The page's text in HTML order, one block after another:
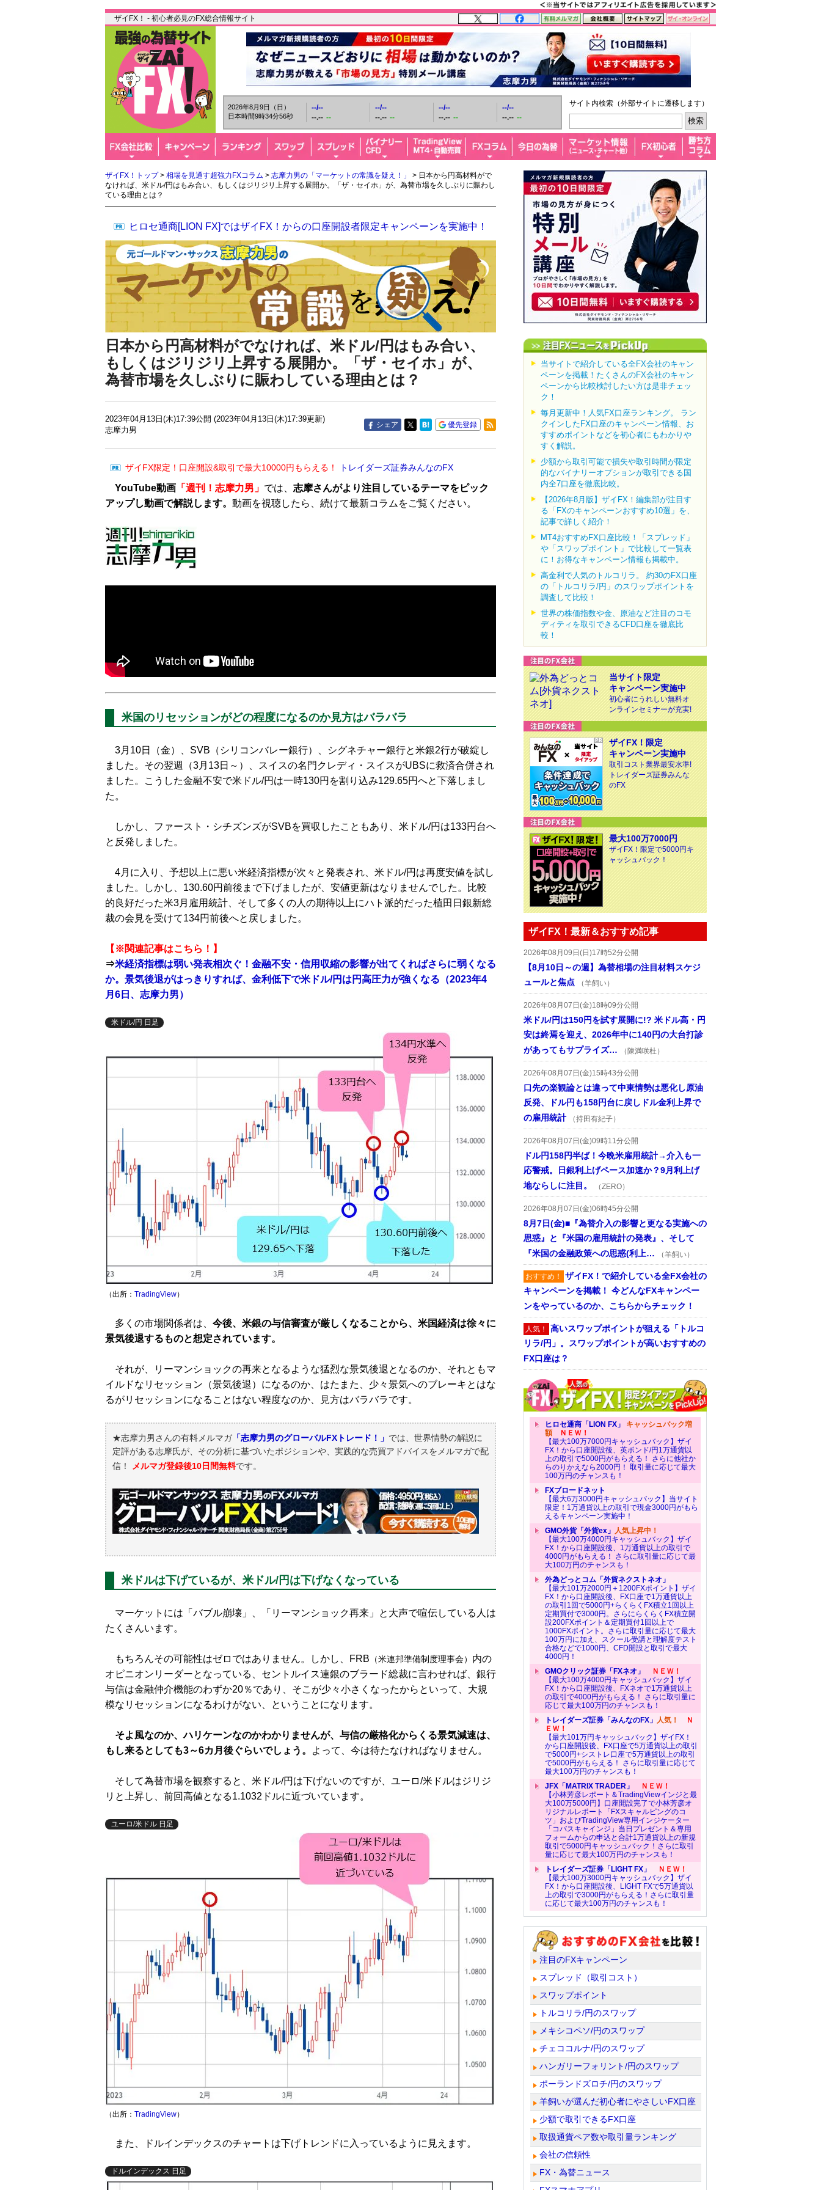
ザイFX！ - 初心者必見のFX総合情報サイト
2026年8月9日（日）
日本時間9時34分58秒
--/--
--.-- --
--/--
--.-- --
--/--
--.-- --
--/--
--.-- --
サイト内検索（外部サイトに遷移します）
ザイFX！トップ> 相場を見通す超強力FXコラム > 志摩力男の「マーケットの常識を疑え！」
> 日本から円高材料がで
なければ、米ドル/円はもみ合い、もしくはジリジリ上昇する展開か。「ザ・セイホ」が、為替市場を久しぶりに賑わし
ている理由とは？
ヒロセ通商[LION FX]ではザイFX！からの口座開設者限定キャンペーンを実施中！
日本から円高材料がでなければ、米ドル/円はもみ合い、
もしくはジリジリ上昇する展開か。「ザ・セイホ」が、
為替市場を久しぶりに賑わしている理由とは？
2023年04月13日(木)17:39公開 (2023年04月13日(木)17:39更新)
志摩力男
シェア 優先登録
ザイFX限定！口座開設&取引で最大10000円もらえる！ トレイダーズ証券みんなのFX
YouTube動画 「週刊！志摩力男」 では、 志摩さんがより注目しているテーマをピック
アップし動画で解説します。 動画を視聴したら、続けて最新コラムをご覧ください。
米国のリセッションがどの程度になるのか見方はバラバラ
3月10日（金）、SVB（シリコンバレー銀行）、シグネチャー銀行と米銀2行が破綻し
ました。その翌週（3月13日～）、スイスの名門クレディ・スイスがUBSに救済合併され
ました。こうした金融不安で米ドル/円は一時130円を割り込み129.65円へと下落しまし
た。
しかし、ファースト・シチズンズがSVBを買収したこともあり、米ドル/円は133円台へ
と反発しました。
4月に入り、予想以上に悪い米経済指標が次々と発表され、米ドル/円は再度安値を試し
ました。しかし、130.60円前後まで下げましたが、安値更新はなりませんでした。比較
的良好だった米3月雇用統計、そして多くの人の期待以上にハト派的だった植田日銀新総
裁の会見を受けて134円前後へと戻しました。
【※関連記事はこちら！】
⇒米経済指標は弱い発表相次ぐ！金融不安・信用収縮の影響が出てくればさらに弱くなる
か。景気後退がはっきりすれば、金利低下で米ドル/円は円高圧力が強くなる（2023年4
月6日、志摩力男）
米ドル/円 日足
（出所： TradingView）
多くの市場関係者は、 今後、米銀の与信審査が厳しくなることから、米国経済は徐々に
景気後退するものと想定されています。
それが、リーマンショックの再来となるような猛烈な景気後退となるのか、それともマ
イルドなリセッション（景気後退）になるのか、はたまた、少々景気へのブレーキとはな
るがリセッションになることはない程度なのか、見方はバラバラです。
★志摩力男さんの有料メルマガ「志摩力男のグローバルFXトレード！」 では、世界情勢の解説に
定評がある志摩氏が、その分析に基づいたポジションや、実践的な売買アドバイスをメルマガで配
信！
メルマガ登録後10日間無料です。
米ドルは下げているが、米ドル/円は下げなくなっている
マーケットには「バブル崩壊」、「リーマンショック再来」と大声で喧伝している人は
たくさんいます。
もちろんその可能性はゼロではありません。しかし、FRB （米連邦準備制度理事会） 内の
オピニオンリーダーとなっている、セントルイス連銀のブラード総裁に言わせれば、銀行
与信は金融仲介機能のわずか20％であり、そこが少々小さくなったからといって、大規
模なリセッションになるわけがない、ということになります。
そよ風なのか、ハリケーンなのかわかりませんが、与信の厳格化からくる景気減速は、
もし来るとしても3～6カ月後ぐらいでしょう。
よって、今は待たなければなりません。
そして為替市場を観察すると、米ドル/円は下げないのですが、ユーロ/米ドルはジリジ
リと上昇し、前回高値となる1.1032ドルに近づいています。
ユーロ/米ドル 日足
（出所： TradingView）
また、ドルインデックスのチャートは下げトレンドに入っているように見えます。
ドルインデックス 日足
当サイトで紹介している全FX会社のキャン
ペーンを掲載！たくさんのFX会社のキャン
ペーンから比較検討したい方は是非チェッ
ク！
毎月更新中！人気FX口座ランキング。 ラン
クインしたFX口座のキャンペーン情報、お
すすめポイントなどを初心者にもわかりや
すく解説。
少額から取引可能で損失や取引時間が限定
的なバイナリーオプションが取引できる国
内全7口座を徹底比較。
【2026年8月版】ザイFX！編集部が注目す
る「FXのキャンペーンおすすめ10選」を、
記事で詳しく紹介！
MT4おすすめFX口座比較！「スプレッド」
や「スワップポイント」で比較して一覧表
に！お得なキャンペーン情報も掲載中。
高金利で人気のトルコリラ。 約30のFX口座
の「トルコリラ/円」のスワップポイントを
調査して比較！
世界の株価指数や金、原油など注目のコモ
ディティを取引できるCFD口座を徹底比
較！
当サイト限定
キャンペーン実施中
初心者にうれしい無料オ
ンラインセミナーが充実!
ザイFX！限定
キャンペーン実施中
取引コスト業界最安水準!
トレイダーズ証券みんな
のFX
最大100万7000円
ザイFX！限定で5000円キ
ャッシュバック！
ザイFX！最新＆おすすめ記事
2026年08月09日(日)17時52分公開
【8月10日～の週】為替相場の注目材料スケジ
ュールと焦点 （羊飼い）
2026年08月07日(金)18時09分公開
米ドル/円は150円を試す展開に!? 米ドル高・円
安は終焉を迎え、2026年中に140円の大台打診
があってもサプライズ…
（陳満咲杜）
2026年08月07日(金)15時43分公開
口先の楽観論とは違って中東情勢は悪化し原油
反発、ドル円も158円台に戻しドル金利上昇で
の雇用統計
（持田有紀子）
2026年08月07日(金)09時11分公開
ドル円158円半ば！今晩米雇用統計→介入も一
応警戒。日銀利上げペース加速か？9月利上げ
地ならしに注目。
（ZERO）
2026年08月07日(金)06時45分公開
8月7日(金)■『為替介入の影響と更なる実施への
思惑』と『米国の雇用統計の発表』、そして
『米国の金融政策への思惑(利上…
（羊飼い）
おすすめ！ ザイFX！で紹介している全FX会社の
キャンペーンを掲載！ 今どんなFXキャンペー
ンをやっているのか、こちらからチェック！
人気！ 高いスワップポイントが狙える「トルコ
リラ/円」。スワップポイントが高いおすすめの
FX口座は？
ヒロセ通商「LION FX」 キャッシュバック増
額ＮＥＷ！
【最大100万7000円キャッシュバック】ザイ
FX！から口座開設後、英ポンド/円1万通貨以
上の取引で5000円がもらえる！ さらに他社か
らのりかえなら2000円！ 取引量に応じて最大
100万円のチャンスも！
FXブロードネット
【最大6万3000円キャッシュバック】当サイト
限定！1万通貨以上の取引で現金3000円がもら
えるキャンペーン実施中！
GMO外貨「外貨ex」 人気上昇中！
【最大100万4000円キャッシュバック】ザイ
FX！から口座開設後、1万通貨以上の取引で
4000円がもらえる！ さらに取引量に応じて最
大100万円のチャンスも！
外為どっとコム「外貨ネクストネオ」
【最大101万2000円＋1200FXポイント】ザイ
FX！から口座開設後、FX口座で1万通貨以上
の取引1回で5000円+らくらくFX積立1回以上
定期買付で3000円。さらにらくらくFX積立開
設200FXポイント＆定期買付1回以上で
1000FXポイント。さらに取引量に応じて最大
100万円に加え、スクール受講と理解度テスト
合格などで1000円、CFD開設と取引で最大
4000円！
GMOクリック証券「FXネオ」
ＮＥＷ！
【最大100万4000円キャッシュバック】ザイ
FX！から口座開設後、FXネオで1万通貨以上
の取引で4000円がもらえる！ さらに取引量に
応じて最大100万円のチャンスも！
トレイダーズ証券「みんなのFX」 人気！
Ｎ
ＥＷ！
【最大101万円キャッシュバック】ザイFX！
から口座開設後、FX口座で5万通貨以上の取引
で5000円+シストレ口座で5万通貨以上の取引
で5000円がもらえる！ さらに取引量に応じて
最大100万円のチャンスも！
JFX「MATRIX TRADER」
ＮＥＷ！
【小林芳彦レポート＆TradingViewインジと最
大100万5000円】口座開設完了で小林芳彦オ
リジナルレポート「FXスキャルピングのコ
ツ」およびTradingView専用インジケーター
「コバスキャインジ」当日プレゼント＆専用
フォームからの申込と合計1万通貨以上の新規
取引で5000円キャッシュバック！さらに取引
量に応じて最大100万円のチャンスも！
トレイダーズ証券「LIGHT FX」
ＮＥＷ！
【最大100万3000円キャッシュバック】ザイ
FX！から口座開設後、LIGHT FXで5万通貨以
上の取引で3000円がもらえる！さらに取引量
に応じて最大100万円のチャンスも！
注目のFXキャンペーン
スプレッド（取引コスト）
スワップポイント
トルコリラ/円のスワップ
メキシコペソ/円のスワップ
チェココルナ/円のスワップ
ハンガリーフォリント/円のスワップ
ポーランドズロチ/円のスワップ
羊飼いが選んだ初心者にやさしいFX口座
少額で取引できるFX口座
取扱通貨ペア数や取引量ランキング
会社の信頼性
FX・為替ニュース